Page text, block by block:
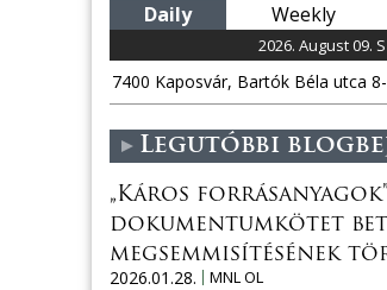
Daily Weekly
2026. August 09. S
7400 Kaposvár, Bartók Béla utca
Legutóbbi
„Káros
dokumentumkötet
megsemmisítésének
2026.01.28.
MNL OL